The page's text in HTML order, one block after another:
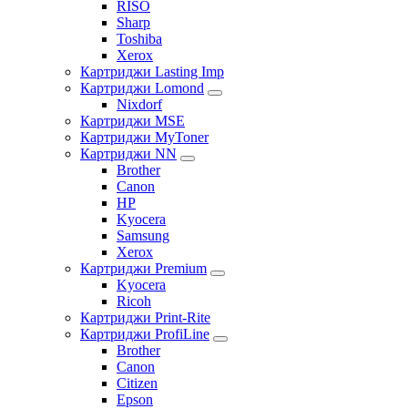
RISO
Sharp
Toshiba
Xerox
Картриджи Lasting Imp
Картриджи Lomond
Nixdorf
Картриджи MSE
Картриджи MyToner
Картриджи NN
Brother
Canon
HP
Kyocera
Samsung
Xerox
Картриджи Premium
Kyocera
Ricoh
Картриджи Print-Rite
Картриджи ProfiLine
Brother
Canon
Citizen
Epson